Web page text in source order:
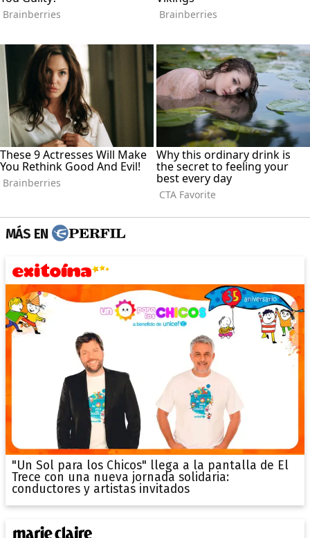
MÁS EN
"Un Sol para los Chicos" llega a la pantalla de El
Trece con una nueva jornada solidaria:
conductores y artistas invitados